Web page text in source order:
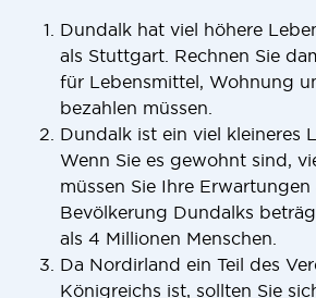
Dundalk hat viel höhere
als Stuttgart. Rechnen Sie
für Lebensmittel, Wohnung
bezahlen müssen.
Dundalk ist ein viel kleineres
Wenn Sie es gewohnt sind,
müssen Sie Ihre Erwartungen
Bevölkerung Dundalks
als 4 Millionen Menschen.
Da Nordirland ein Teil des
Königreichs ist, sollten Sie